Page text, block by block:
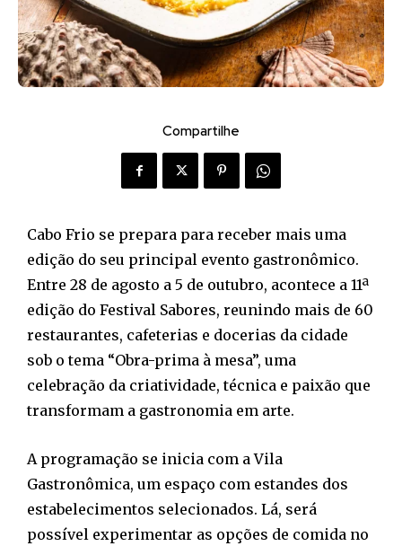
Compartilhe
Cabo Frio se prepara para receber mais uma
edição do seu principal evento gastronômico.
Entre 28 de agosto a 5 de outubro, acontece a 11ª
edição do Festival Sabores, reunindo mais de 60
restaurantes, cafeterias e docerias da cidade
sob o tema “Obra-prima à mesa”, uma
celebração da criatividade, técnica e paixão que
transformam a gastronomia em arte.
A programação se inicia com a Vila
Gastronômica, um espaço com estandes dos
estabelecimentos selecionados. Lá, será
possível experimentar as opções de comida no